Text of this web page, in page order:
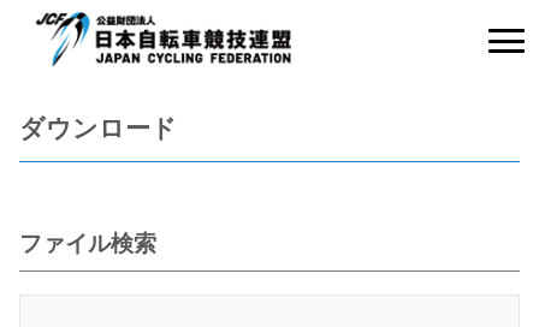
ダウンロード
ファイル検索